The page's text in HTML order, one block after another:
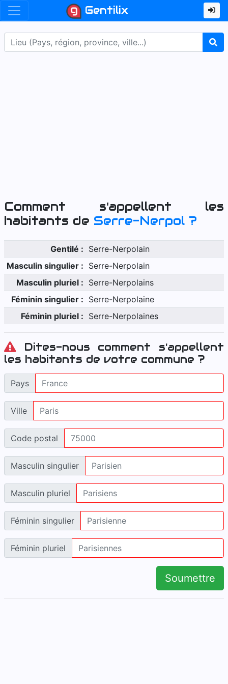
Gentilix
Comment s'appellent les
habitants de Serre-Nerpol ?
Gentilé : Serre-Nerpolain
Masculin singulier : Serre-Nerpolain
Masculin pluriel : Serre-Nerpolains
Féminin singulier : Serre-Nerpolaine
Féminin pluriel : Serre-Nerpolaines
Dites-nous comment s'appellent
les habitants de votre commune ?
Pays
Ville
Code postal
Masculin singulier
Masculin pluriel
Féminin singulier
Féminin pluriel
Soumettre